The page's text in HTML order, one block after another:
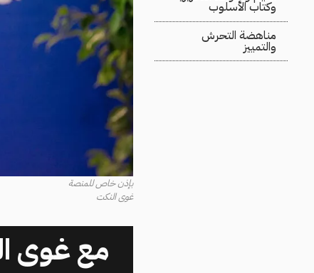
وكتاب الأسلوب
مناهضة التحرش
والتمييز
بإذن خاص للمنصة
غوى النكت
مع غوى